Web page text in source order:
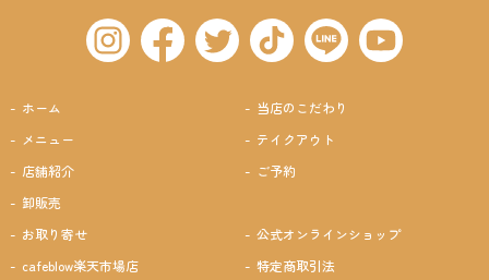
ホーム
当店のこだわり
メニュー
テイクアウト
店舗紹介
ご予約
卸販売
お取り寄せ
公式オンラインショップ
cafeblow楽天市場店
特定商取引法